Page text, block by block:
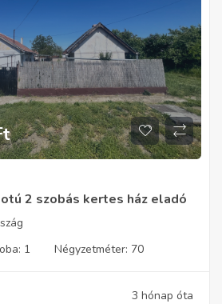
2 szobás kertes ház eladó
1 Négyzetméter: 70
3 hónap óta